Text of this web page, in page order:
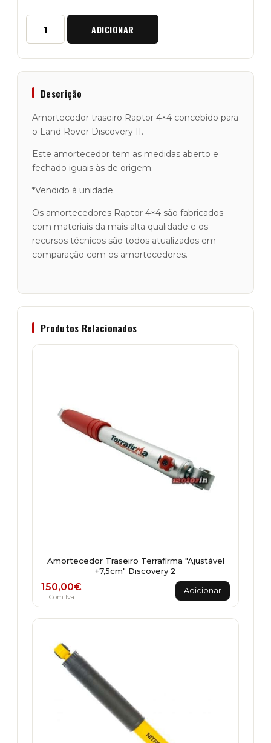
Quantidade
Amortecedor
"Standard"
Discovery
ADICIONAR
Descrição
Amortecedor traseiro Raptor 4×4 concebido para
o Land Rover Discovery II.
Este amortecedor tem as medidas aberto e
fechado iguais às de origem.
*Vendido à unidade.
Os amortecedores Raptor 4×4 são fabricados
com materiais da mais alta qualidade e os
recursos técnicos são todos atualizados em
comparação com os amortecedores.
Produtos Relacionados
Amortecedor Traseiro Terrafirma "Ajustável
+7,5cm" Discovery 2
150,00€
Com Iva
Adicionar